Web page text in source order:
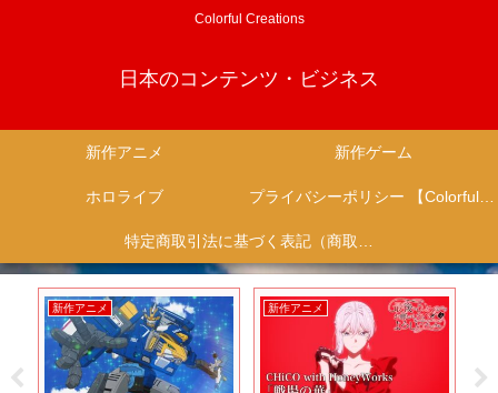
Colorful Creations
日本のコンテンツ・ビジネス
新作アニメ 新作ゲーム
ホロライブ プライバシーポリシー 【Colorful Creation】
特定商取引法に基づく表記（商取引に関する開示）
新作アニメ 新作アニメ